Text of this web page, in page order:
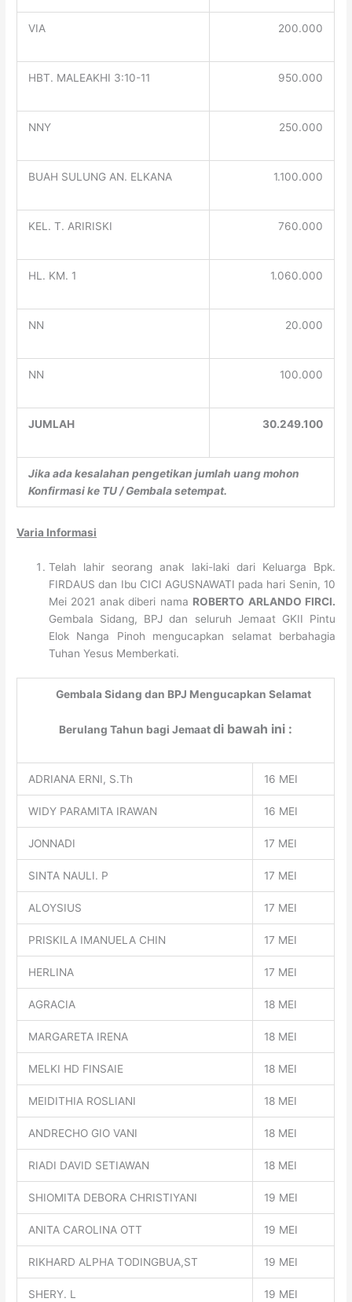
VIA 200.000
HBT. MALEAKHI 3:10-11 950.000
NNY 250.000
BUAH SULUNG AN. ELKANA 1.100.000
KEL. T. ARIRISKI 760.000
HL. KM. 1 1.060.000
NN 20.000
NN 100.000
JUMLAH 30.249.100
Jika ada kesalahan pengetikan jumlah uang mohon
Konfirmasi ke TU / Gembala setempat.
Varia Informasi
Telah lahir seorang anak laki-laki dari Keluarga Bpk.
FIRDAUS dan Ibu CICI AGUSNAWATI pada hari Senin, 10
Mei 2021 anak diberi nama ROBERTO ARLANDO FIRCI.
Gembala Sidang, BPJ dan seluruh Jemaat GKII Pintu
Elok Nanga Pinoh mengucapkan selamat berbahagia
Tuhan Yesus Memberkati.
Gembala Sidang dan BPJ Mengucapkan Selamat
Berulang Tahun bagi Jemaatdi bawah ini :
ADRIANA ERNI, S.Th 16 MEI
WIDY PARAMITA IRAWAN 16 MEI
JONNADI 17 MEI
SINTA NAULI. P 17 MEI
ALOYSIUS 17 MEI
PRISKILA IMANUELA CHIN 17 MEI
HERLINA 17 MEI
AGRACIA 18 MEI
MARGARETA IRENA 18 MEI
MELKI HD FINSAIE 18 MEI
MEIDITHIA ROSLIANI 18 MEI
ANDRECHO GIO VANI 18 MEI
RIADI DAVID SETIAWAN 18 MEI
SHIOMITA DEBORA CHRISTIYANI 19 MEI
ANITA CAROLINA OTT 19 MEI
RIKHARD ALPHA TODINGBUA,ST 19 MEI
SHERY. L 19 MEI